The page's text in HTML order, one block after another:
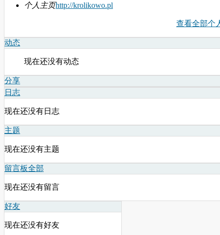
个人主页http://krolikowo.pl
查看全部个
动态
现在还没有动态
分享
日志
现在还没有日志
主题
现在还没有主题
留言板全部
现在还没有留言
好友
现在还没有好友